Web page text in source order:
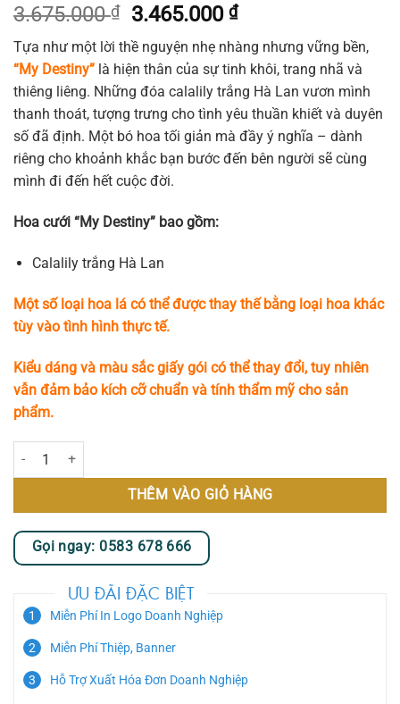
3.675.000₫
Giá
gốc
là:
3.675.000 ₫.
3.465.000₫Giá
hiện
tại
là:
3.465.000 ₫.
Tựa như một lời thề nguyện nhẹ nhàng nhưng vững bền,
“My Destiny” là hiện thân của sự tinh khôi, trang nhã và
thiêng liêng. Những đóa calalily trắng Hà Lan vươn mình
thanh thoát, tượng trưng cho tình yêu thuần khiết và duyên
số đã định. Một bó hoa tối giản mà đầy ý nghĩa – dành
riêng cho khoảnh khắc bạn bước đến bên người sẽ cùng
mình đi đến hết cuộc đời.
Hoa cưới “My Destiny” bao gồm:
Calalily trắng Hà Lan
Một số loại hoa lá có thể được thay thế bằng loại hoa khác
tùy vào tình hình thực tế.
Kiểu dáng và màu sắc giấy gói có thể thay đổi, tuy nhiên
vẫn đảm bảo kích cỡ chuẩn và tính thẩm mỹ cho sản
phẩm.
Hoa Cưới - My Destiny số lượng
THÊM VÀO GIỎ HÀNG
Gọi ngay: 0583 678 666
ƯU ĐÃI ĐẶC BIỆT
Miễn Phí In Logo Doanh Nghiệp
Miễn Phí Thiệp, Banner
Hỗ Trợ Xuất Hóa Đơn Doanh Nghiệp